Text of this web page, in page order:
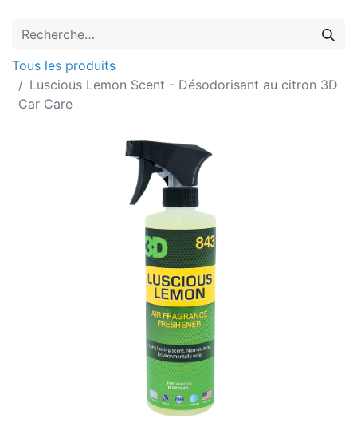
Tous les produits
Luscious Lemon Scent - Désodorisant au citron 3D
Car Care